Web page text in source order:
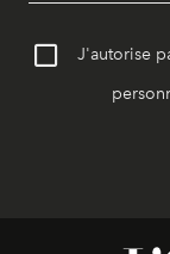
J'autorise